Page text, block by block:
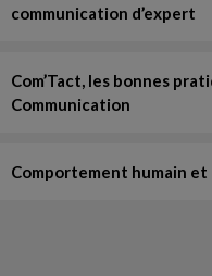
communication d’expert
Com’Tact, les bonnes
Communication
Comportement humain